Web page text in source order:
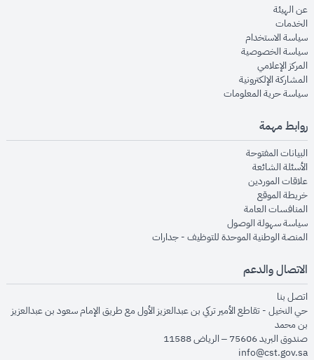
عن الهيئةopens in new window
الخدماتopens in new window
سياسة الاستخدام
سياسة الخصوصيةopens in new window
المركز الإعلاميopens in new window
المشاركة الإلكترونيةopens in new window
سياسة حرية المعلوماتopens in new window
روابط مهمة
البيانات المفتوحةopens in new window
الأسئلة الشائعةopens in new window
علاقات الموردينopens in new window
خريطة الموقعopens in new window
المنافسات العامةopens in new window
سياسة سهولة الوصولopens in new window
المنصة الوطنية الموحدة للتوظيف - جداراتopens in new window
الاتصال والدعم
اتصل بنا
حي النخيل - تقاطع الأمير تركي بن عبدالعزيز الأول مع طريق الإمام سعود بن عبدالعزيز
بن محمد
صندوق البريد 75606 – الرياض 11588
info@cst.gov.sa